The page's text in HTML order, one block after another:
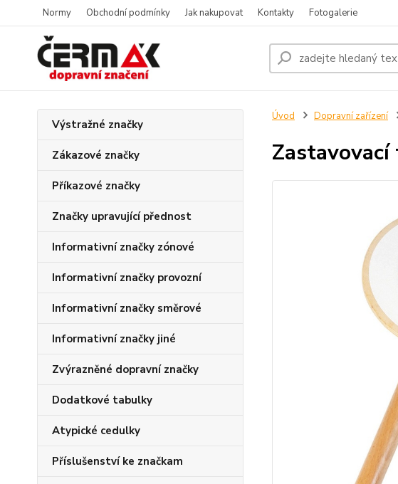
Normy Obchodní podmínky Jak nakupovat Kontakty Fotogalerie
Výstražné značky
Zákazové značky
Příkazové značky
Značky upravující přednost
Informativní značky zónové
Informativní značky provozní
Informativní značky směrové
Informativní značky jiné
Zvýrazněné dopravní značky
Dodatkové tabulky
Atypické cedulky
Příslušenství ke značkam
Úvod Dopravní zařízení
Zastavovací